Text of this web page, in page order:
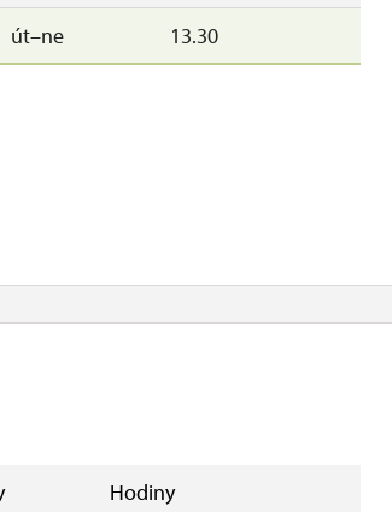
út–ne 13.30
Hodiny